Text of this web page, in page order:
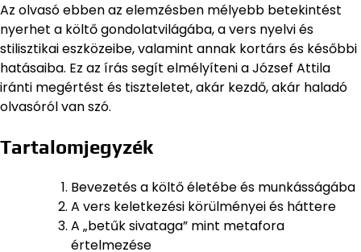
Az olvasó ebben az elemzésben mélyebb betekintést
nyerhet a költő gondolatvilágába, a vers nyelvi és
stilisztikai eszközeibe, valamint annak kortárs és későbbi
hatásaiba. Ez az írás segít elmélyíteni a József Attila
iránti megértést és tiszteletet, akár kezdő, akár haladó
olvasóról van szó.
Tartalomjegyzék
Bevezetés a költő életébe és munkásságába
A vers keletkezési körülményei és háttere
A „betűk sivataga” mint metafora
értelmezése